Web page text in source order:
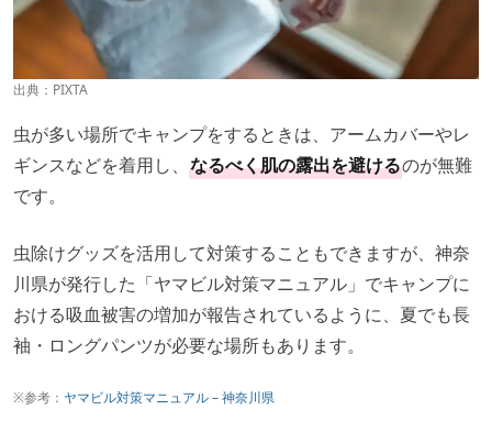
出典：PIXTA
虫が多い場所でキャンプをするときは、アームカバーやレ
ギンスなどを着用し、 なるべく肌の露出を避けるのが無難
です。
虫除けグッズを活用して対策することもできますが、神奈
川県が発行した「ヤマビル対策マニュアル」でキャンプに
おける吸血被害の増加が報告されているように、夏でも長
袖・ロングパンツが必要な場所もあります。
※参考： ヤマビル対策マニュアル – 神奈川県